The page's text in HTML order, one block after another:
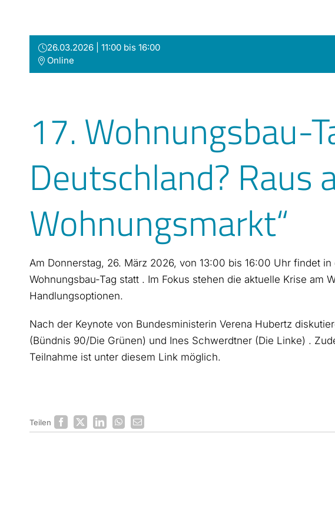
26.03.2026 | 11:00 bis 16:00
Online
17. Wohnungsbau-
Deutschland? Raus
Wohnungsmarkt“
Am Donnerstag, 26. März 2026, von 13:00 bis 16:00 Uhr findet
Wohnungsbau-Tag statt . Im Fokus stehen die aktuelle Krise
Handlungsoptionen.
Nach der Keynote von Bundesministerin Verena Hubertz
(Bündnis 90/Die Grünen) und Ines Schwerdtner (Die Linke) .
Teilnahme ist unter diesem Link möglich.
Teilen